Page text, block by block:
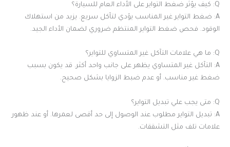
Q: كيف يؤثر ضغط التواير على الأداء العام للسيارة؟
A: ضغط التواير غير المناسب يؤدي لتآكل سريع. يزيد من استهلاك
الوقود. فحص ضغط التواير المنتظم ضروري لضمان الأداء الجيد.
Q: ما هي علامات التآكل غير المتساوي للتواير؟
A: التآكل غير المتساوي يظهر على جانب واحد أكثر. قد يكون بسبب
ضغط غير مناسب. أو عدم ضبط الزوايا بشكل صحيح.
Q: متى يجب علي تبديل التواير؟
A: تبديل التواير مطلوب عند الوصول إلى حد أقصى لعمرها. أو عند ظهور
علامات تلف مثل التشققات.